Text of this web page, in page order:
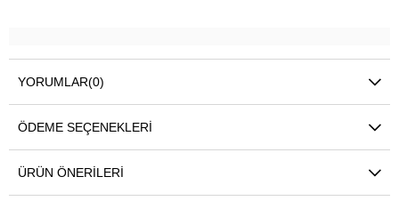
YORUMLAR(0)
ÖDEME SEÇENEKLERI
ÜRÜN ÖNERILERI